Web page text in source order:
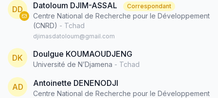
DD Datoloum DJIM-ASSAL Correspondant
Centre National de Recherche pour le Développement
(CNRD) - Tchad
djimasdatoloum@gmail.com
DK Doulgue KOUMAOUDJENG
Université de N’Djamena - Tchad
AD Antoinette DENENODJI
Centre National de Recherche pour le Développement